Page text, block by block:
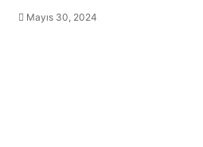
Mayıs 30, 2024